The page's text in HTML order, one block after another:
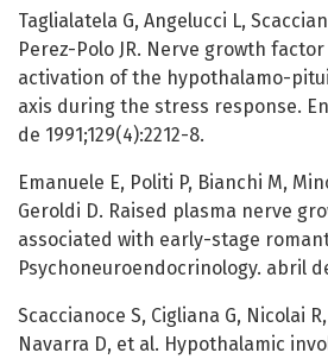
Taglialatela G, Angelucci L,
Perez-Polo JR. Nerve growth
activation of the hypothalamo-
axis during the stress response.
de 1991;129(4):2212-8.
Emanuele E, Politi P, Bianchi M,
Geroldi D. Raised plasma nerve
associated with early-stage
Psychoneuroendocrinology. abril
Scaccianoce S, Cigliana G, Nicolai
Navarra D, et al. Hypothalamic